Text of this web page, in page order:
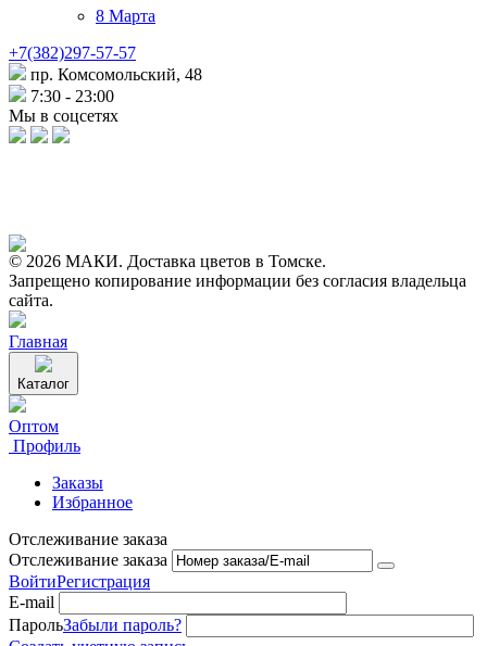
8 Марта
+7(382)297-57-57
пр. Комсомольский, 48
7:30 - 23:00
Мы в соцсетях
© 2026 МАКИ. Доставка цветов в Томске.
Запрещено копирование информации без согласия владельца
сайта.
Главная
Каталог
Оптом
Профиль
Заказы
Избранное
Отслеживание заказа
Отслеживание заказа
ВойтиРегистрация
E-mail
ПарольЗабыли пароль?